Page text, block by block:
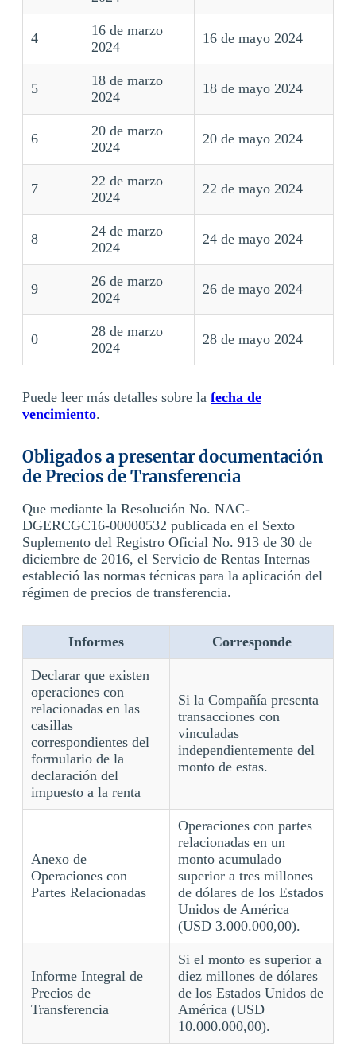
4
16 de marzo
2024
16 de mayo 2024
5
18 de marzo
2024
18 de mayo 2024
6
20 de marzo
2024
20 de mayo 2024
7
22 de marzo
2024
22 de mayo 2024
8
24 de marzo
2024
24 de mayo 2024
9
26 de marzo
2024
26 de mayo 2024
0
28 de marzo
2024
28 de mayo 2024
Puede leer más detalles sobre la fecha de
vencimiento.
Obligados a presentar documentación
de Precios de Transferencia
Que mediante la Resolución No. NAC-
DGERCGC16-00000532 publicada en el Sexto
Suplemento del Registro Oficial No. 913 de 30 de
diciembre de 2016, el Servicio de Rentas Internas
estableció las normas técnicas para la aplicación del
régimen de precios de transferencia.
Informes Corresponde
Declarar que existen
operaciones con
relacionadas en las
casillas
correspondientes del
formulario de la
declaración del
impuesto a la renta
Si la Compañía presenta
transacciones con
vinculadas
independientemente del
monto de estas.
Anexo de
Operaciones con
Partes Relacionadas
Operaciones con partes
relacionadas en un
monto acumulado
superior a tres millones
de dólares de los Estados
Unidos de América
(USD 3.000.000,00).
Informe Integral de
Precios de
Transferencia
Si el monto es superior a
diez millones de dólares
de los Estados Unidos de
América (USD
10.000.000,00).